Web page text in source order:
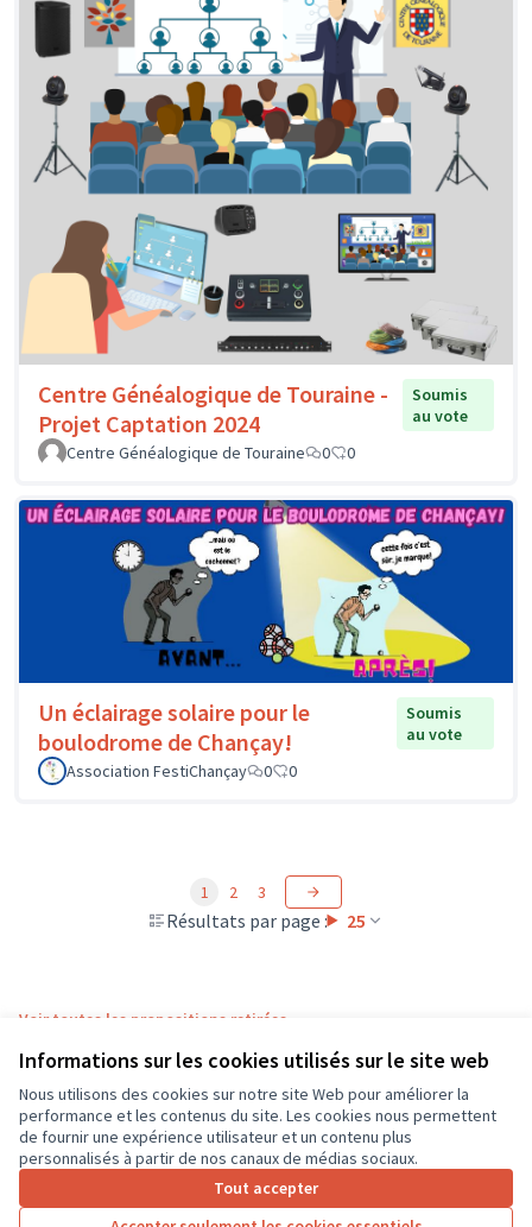
Informations sur les cookies utilisés sur le site web
Nous utilisons des cookies sur notre site Web pour améliorer la
performance et les contenus du site. Les cookies nous permettent
de fournir une expérience utilisateur et un contenu plus
personnalisés à partir de nos canaux de médias sociaux.
Tout accepter
Centre Généalogique de Touraine -
Projet Captation 2024
Soumis
au vote
Centre Généalogique de Touraine
0 0
Un éclairage solaire pour le
boulodrome de Chançay!
Soumis
au vote
Association FestiChançay
0 0
Résultats par page : 25
1 2 3
Voir toutes les propositions retirées
Conditions d'utilisation
Paramètres des cookies
CD37 sur X
(Lien externe)
CD37 sur Facebook
CD37 sur Instagram
CD37 sur YouTube
(Lien externe)